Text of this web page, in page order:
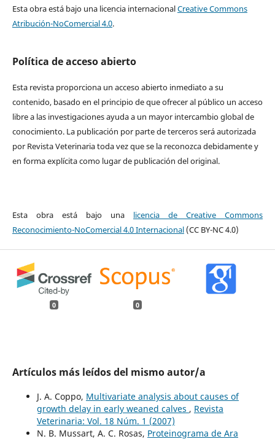
Esta obra está bajo una licencia internacionalCreative Commons
Atribución-NoComercial 4.0.
Política de acceso abierto
Esta revista proporciona un acceso abierto inmediato a su
contenido, basado en el principio de que ofrecer al público un acceso
libre a las investigaciones ayuda a un mayor intercambio global de
conocimiento. La publicación por parte de terceros será autorizada
por Revista Veterinaria toda vez que se la reconozca debidamente y
en forma explícita como lugar de publicación del original.
Esta obra está bajo una licencia de Creative Commons
Reconocimiento-NoComercial 4.0 Internacional(CC BY-NC 4.0)
0 0
Artículos más leídos del mismo autor/a
J. A. Coppo, Multivariate analysis about causes of
growth delay in early weaned calves , Revista
Veterinaria: Vol. 18 Núm. 1 (2007)
N. B. Mussart, A. C. Rosas, Proteinograma de Ara